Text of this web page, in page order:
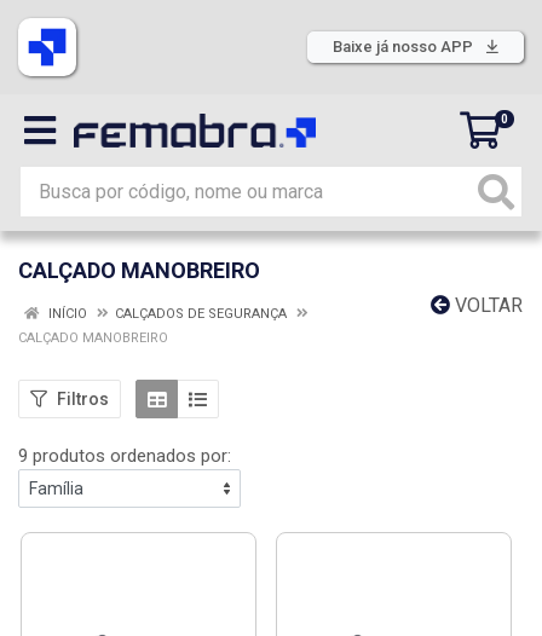
Baixe já nosso APP
0
CALÇADO MANOBREIRO
VOLTAR
INÍCIO
CALÇADOS DE SEGURANÇA
CALÇADO MANOBREIRO
Filtros
9 produtos ordenados por: